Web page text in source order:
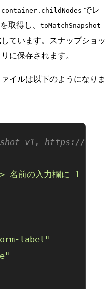
container.childNodes でレ
取得し、 toMatchSnapshot
ています。スナップショッ
に保存されます。
イルは以下のようになりま
v1, https://
名前の入力欄に 1 文字以
label"